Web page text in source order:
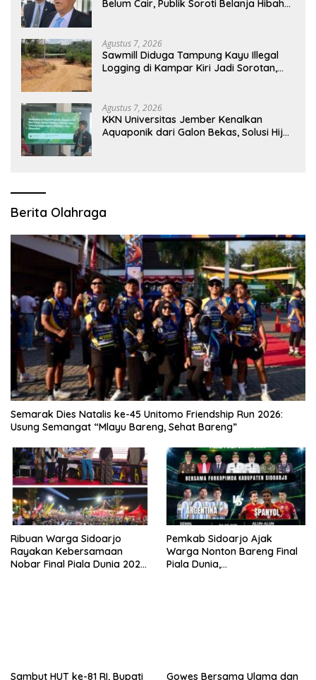
Belum Cair, Publik Soroti Belanja Hibah
Agustus 7, 2026
Sawmill Diduga Tampung Kayu Illegal
Logging di Kampar Kiri Jadi Sorotan,
Agustus 7, 2026
KKN Universitas Jember Kenalkan
Aquaponik dari Galon Bekas, Solusi Hijau
Berita Olahraga
Semarak Dies Natalis ke-45 Unitomo Friendship Run 2026:
Usung Semangat “Mlayu Bareng, Sehat Bareng”
Ribuan Warga Sidoarjo
Rayakan Kebersamaan
Nobar Final Piala Dunia 2026
Pemkab Sidoarjo Ajak
Warga Nonton Bareng Final
Piala Dunia,
Sambut HUT ke-81 RI, Bupati
Gowes Bersama Ulama dan